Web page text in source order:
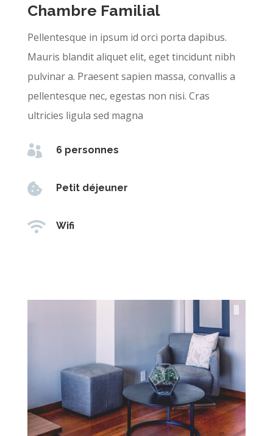
Chambre Familial
Pellentesque in ipsum id orci porta dapibus.
Mauris blandit aliquet elit, eget tincidunt nibh
pulvinar a. Praesent sapien massa, convallis a
pellentesque nec, egestas non nisi. Cras
ultricies ligula sed magna
 6 personnes
 Petit déjeuner
 Wifi